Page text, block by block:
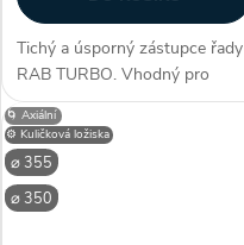
Tichý a úsporný zástupce řady
RAB TURBO. Vhodný pro
průměr potrubí 250, 260 mm.
Využitelný k umístění do hal,
garáží, servisech, skladech,
obchodech, barech a dalších
středně...
⚙️ Kuličková ložiska
⌀ 355
🌀 Axiální
⌀ 350